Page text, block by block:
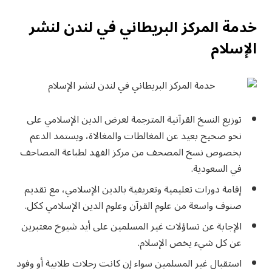
خدمة المركز البريطاني في لندن لنشر
الإسلام
توزيع النسخ القرآنية المترجمة لعرض الدين الإسلامي على
نحو صحيح بعيد عن المغالطات والمغالاة، ويستمد الدعم
بخصوص نسخ المصحف من مركز الفهد لطباعة المصاحف
في السعودية.
إقامة دورات تعليمية وتعريفية بالدين الإسلامي، مع تقديم
صنوف واسعة من علوم القرآن وعلوم الدين الإسلامي ككل.
الإجابة عن تساؤلات غير المسلمين على أيد شيوخ معتبرين
عن كل شيء يخص الإسلام.
استقبال غير المسلمين سواء إن كانت رحلات طلابية أو وفود